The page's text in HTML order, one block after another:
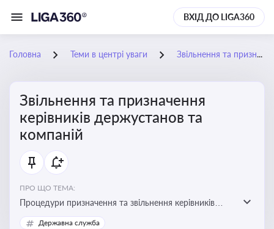
ВХІД ДО LIGA360
Головна Теми в центрі уваги Звільнення та призначення керівників держустанов та компаній
Звільнення та призначення
керівників держустанов та
компаній
ПРО ЩО ТЕМА:
Процедури призначення та звільнення керівників
установ та підприємств
Державна служба